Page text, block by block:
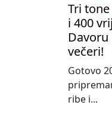
Tri
i 400
Davoru
večeri!
Gotovo
ribe i...